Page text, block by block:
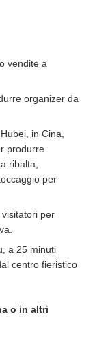
vendite a
organizer da
in Cina,
produrre
ribalta,
per
per
a 25 minuti
centro fieristico
o in altri